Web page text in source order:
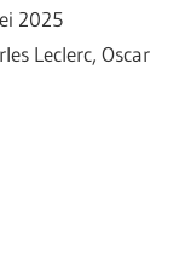
2025
Leclerc, Oscar